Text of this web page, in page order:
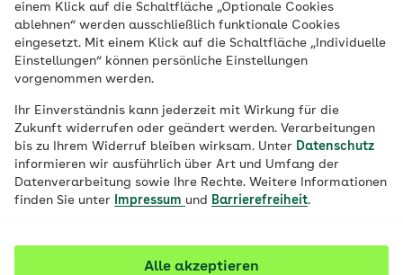
einem Klick auf die Schaltfläche „Optionale Cookies
ablehnen“ werden ausschließlich funktionale Cookies
eingesetzt. Mit einem Klick auf die Schaltfläche „Individuelle
Einstellungen“ können persönliche Einstellungen
vorgenommen werden.
Ihr Einverständnis kann jederzeit mit Wirkung für die
Zukunft widerrufen oder geändert werden. Verarbeitungen
bis zu Ihrem Widerruf bleiben wirksam. Unter Datenschutz
informieren wir ausführlich über Art und Umfang der
Datenverarbeitung sowie Ihre Rechte. Weitere Informationen
finden Sie unter
Impressum und Barrierefreiheit.
Alle akzeptieren
Job finden
212 Stellenangebote
Fachkraft Betreuungsaufträge (m/w/d)